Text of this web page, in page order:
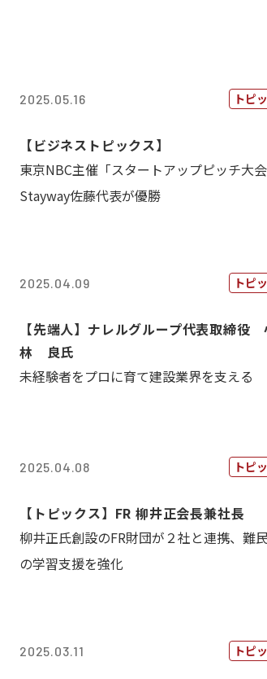
2025.05.16 トピ
【ビジネストピックス】
東京NBC主催「スタートアップピッチ大
Stayway佐藤代表が優勝
2025.04.09 トピ
【先端人】ナレルグループ代表取締役
林 良氏
未経験者をプロに育て建設業界を支える
2025.04.08 トピ
【トピックス】FR 柳井正会長兼社長
柳井正氏創設のFR財団が２社と連携、難
の学習支援を強化
2025.03.11 トピ